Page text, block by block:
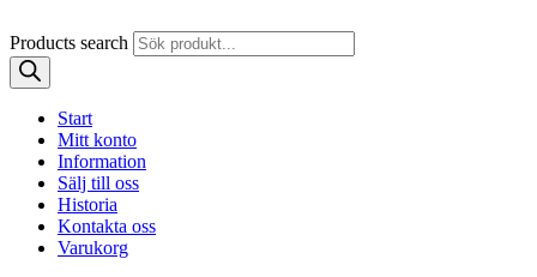
Products search
Start
Mitt konto
Information
Sälj till oss
Historia
Kontakta oss
Varukorg